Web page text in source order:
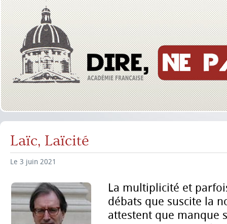
Laïc, Laïcité
Le 3 juin 2021
La multiplicité et
débats que suscite la
attestent que manque